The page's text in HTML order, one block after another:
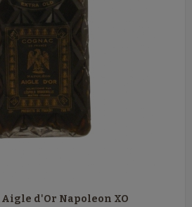
d'Or Napoleon XO